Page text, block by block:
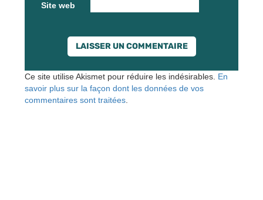
Site web
Ce site utilise Akismet pour réduire les indésirables. En
savoir plus sur la façon dont les données de vos
commentaires sont traitées.